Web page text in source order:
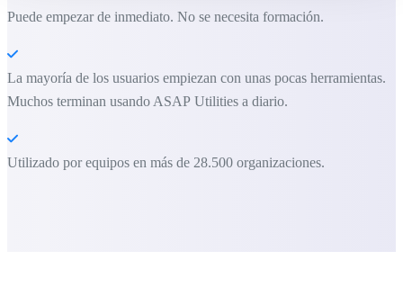
Puede empezar de inmediato. No se necesita formación.
La mayoría de los usuarios empiezan con unas pocas herramientas.
Muchos terminan usando ASAP Utilities a diario.
Utilizado por equipos en más de 28.500 organizaciones.